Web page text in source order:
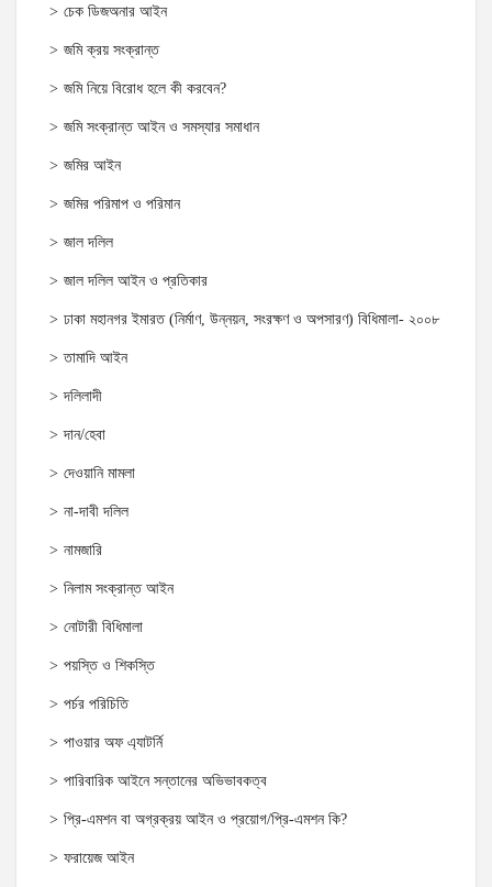
চেক ডিজঅনার আইন
জমি ক্রয় সংক্রান্ত
জমি নিয়ে বিরোধ হলে কী করবেন?
জমি সংক্রান্ত আইন ও সমস্যার সমাধান
জমির আইন
জমির পরিমাপ ও পরিমান
জাল দলিল
জাল দলিল আইন ও প্রতিকার
ঢাকা মহানগর ইমারত (নির্মাণ, উন্নয়ন, সংরক্ষণ ও অপসারণ) বিধিমালা- ২০০৮
তামাদি আইন
দলিলাদী
দান/হেবা
দেওয়ানি মামলা
না-দাবী দলিল
নামজারি
নিলাম সংক্রান্ত আইন
নোটারী বিধিমালা
পয়স্তি ও শিকস্তি
পর্চর পরিচিতি
পাওয়ার অফ এ্যাটর্নি
পারিবারিক আইনে সন্তানের অভিভাবকত্ব
প্রি-এমশন বা অগ্রক্রয় আইন ও প্রয়োগ/প্রি-এমশন কি?
ফরায়েজ আইন